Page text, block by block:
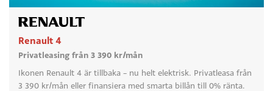
Renault 4
Privatleasing från 3 390 kr/mån
Ikonen Renault 4 är tillbaka – nu helt elektrisk. Privatleasa från
3 390 kr/mån eller finansiera med smarta billån till 0% ränta.